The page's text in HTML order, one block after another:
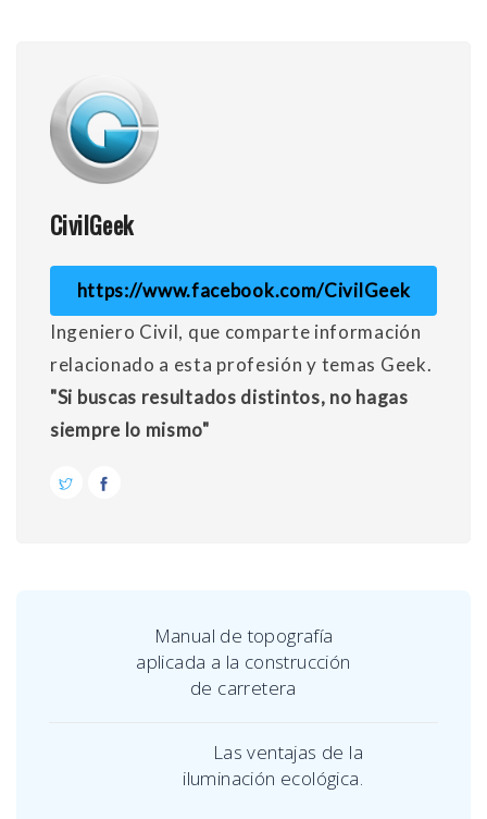
CivilGeek
https://www.facebook.com/CivilGeek
Ingeniero Civil, que comparte información
relacionado a esta profesión y temas Geek.
"Si buscas resultados distintos, no hagas
siempre lo mismo"
Manual de topografía
aplicada a la construcción
de carretera
Las ventajas de la
iluminación ecológica.